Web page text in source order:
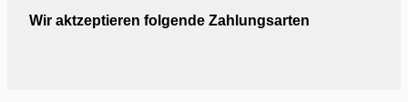
Wir aktzeptieren folgende Zahlungsarten